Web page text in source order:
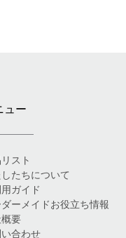
ュー
スト
たちについて
ガイド
ーメイドお役立ち情報
要
合わせ